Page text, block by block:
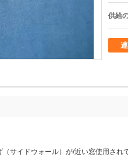
供給
サイドウォール）が/近い窓使用され